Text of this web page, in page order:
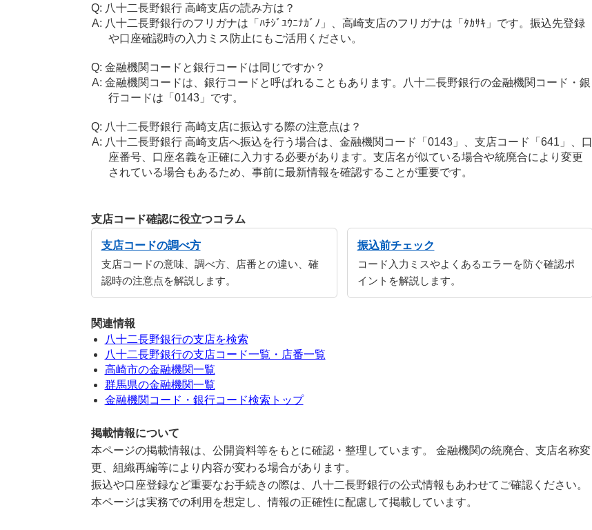
八十二長野銀行 高崎支店の読み方は？
八十二長野銀行のフリガナは「ﾊﾁｼﾞﾕｳﾆﾅｶﾞﾉ」、高崎支店のフリガナは「ﾀｶｻｷ」です。振込先登録
や口座確認時の入力ミス防止にもご活用ください。
金融機関コードと銀行コードは同じですか？
金融機関コードは、銀行コードと呼ばれることもあります。八十二長野銀行の金融機関コード・銀
行コードは「0143」です。
八十二長野銀行 高崎支店に振込する際の注意点は？
八十二長野銀行 高崎支店へ振込を行う場合は、金融機関コード「0143」、支店コード「641」、口
座番号、口座名義を正確に入力する必要があります。支店名が似ている場合や統廃合により変更
されている場合もあるため、事前に最新情報を確認することが重要です。
支店コード確認に役立つコラム
支店コードの調べ方
支店コードの意味、調べ方、店番との違い、確
認時の注意点を解説します。
振込前チェック
コード入力ミスやよくあるエラーを防ぐ確認ポ
イントを解説します。
関連情報
八十二長野銀行の支店を検索
八十二長野銀行の支店コード一覧・店番一覧
高崎市の金融機関一覧
群馬県の金融機関一覧
金融機関コード・銀行コード検索トップ
掲載情報について
本ページの掲載情報は、公開資料等をもとに確認・整理しています。 金融機関の統廃合、支店名称変
更、組織再編等により内容が変わる場合があります。
振込や口座登録など重要なお手続きの際は、八十二長野銀行の公式情報もあわせてご確認ください。
本ページは実務での利用を想定し、情報の正確性に配慮して掲載しています。